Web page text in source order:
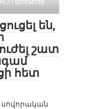
Просмотр
են,
շատ
հետ
սովորական